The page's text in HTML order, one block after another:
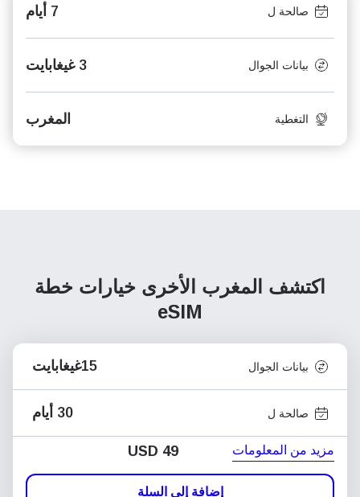
صالحة ل 7 أيام
بيانات الجوال 3 غيغابايت
التغطية المغرب
اكتشف المغرب الأخرى خيارات خطة
eSIM
بيانات الجوال 15غيغابايت
صالحة ل 30 أيام
مزيد من المعلومات USD 49
إضافة إلى السلة